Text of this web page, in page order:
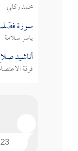
محمد ركابي
سورة
ياسر سلامة
أناشيد
فرقة